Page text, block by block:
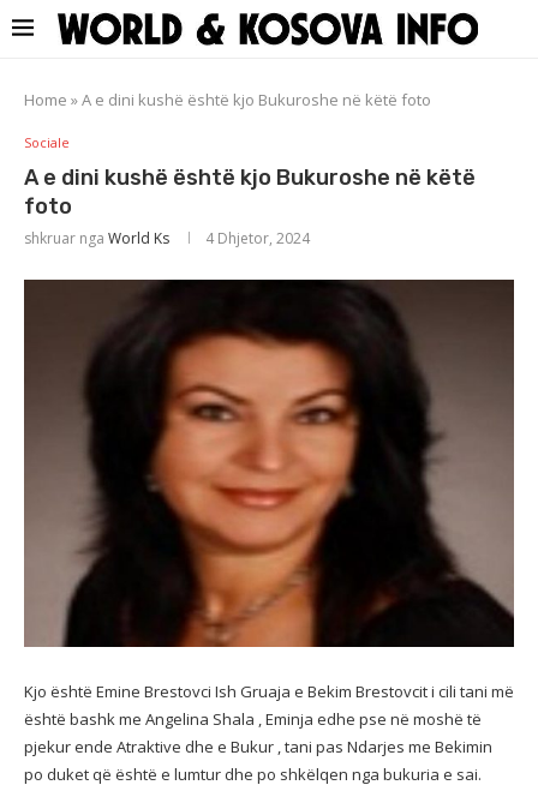
Home »A e dini kushë është kjo Bukuroshe në këtë foto
Sociale
A e dini kushë është kjo Bukuroshe në këtë
foto
shkruar nga World Ks 4 Dhjetor, 2024
Kjo është Emine Brestovci Ish Gruaja e Bekim Brestovcit i cili tani më
është bashk me Angelina Shala , Eminja edhe pse në moshë të
pjekur ende Atraktive dhe e Bukur , tani pas Ndarjes me Bekimin
po duket që është e lumtur dhe po shkëlqen nga bukuria e sai.